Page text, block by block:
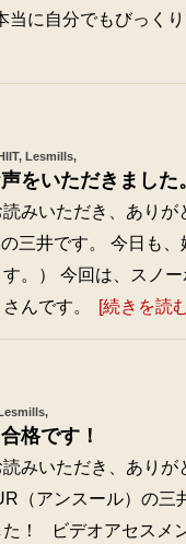
に自分でもびっく
Lesmills
をいただきました。
みいただき、あり
三井です。 今日も
。） 今回は、スノ
んです。
[続きを読
格です！
みいただき、あり
（アンスール）の
！ ビデオアセスメ